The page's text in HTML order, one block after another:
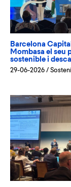
Barcelona
Mombasa el seu
sostenible i
29-06-2026 /